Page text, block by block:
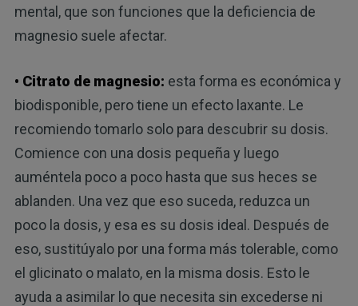
mental, que son funciones que la deficiencia de
magnesio suele afectar.
• Citrato de magnesio: esta forma es económica y
biodisponible, pero tiene un efecto laxante. Le
recomiendo tomarlo solo para descubrir su dosis.
Comience con una dosis pequeña y luego
auméntela poco a poco hasta que sus heces se
ablanden. Una vez que eso suceda, reduzca un
poco la dosis, y esa es su dosis ideal. Después de
eso, sustitúyalo por una forma más tolerable, como
el glicinato o malato, en la misma dosis. Esto le
ayuda a asimilar lo que necesita sin excederse ni